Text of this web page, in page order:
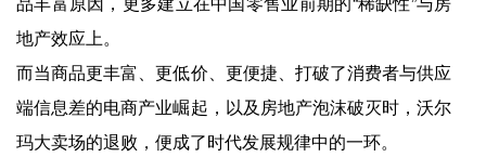
地产效应上。
而当商品更丰富、更低价、更便捷、打破了消费者与供应
端信息差的电商产业崛起，以及房地产泡沫破灭时，沃尔
玛大卖场的退败，便成了时代发展规律中的一环。